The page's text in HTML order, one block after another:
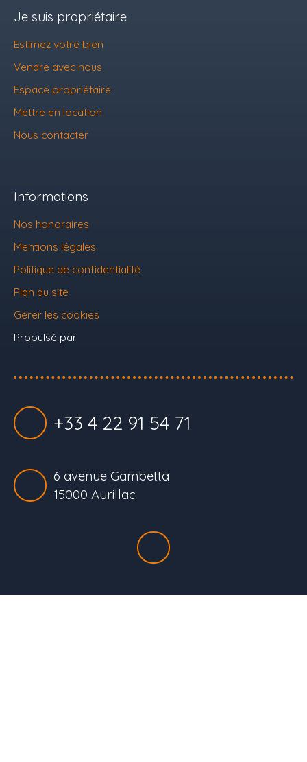
Je suis propriétaire
Estimez votre bien
Vendre avec nous
Espace propriétaire
Mettre en location
Nous contacter
Informations
Nos honoraires
Mentions légales
Politique de confidentialité
Plan du site
Gérer les cookies
Propulsé par
+33 4 22 91 54 71
6 avenue Gambetta
15000 Aurillac